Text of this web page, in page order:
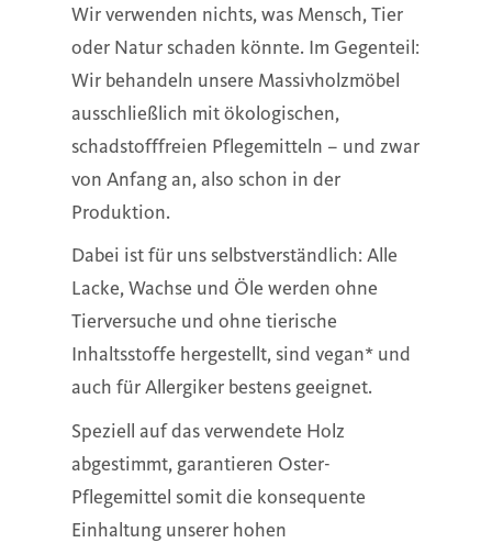
Wir verwenden nichts, was Mensch, Tier
oder Natur schaden könnte. Im Gegenteil:
Wir behandeln unsere Massivholzmöbel
ausschließlich mit ökologischen,
schadstofffreien Pflegemitteln – und zwar
von Anfang an, also schon in der
Produktion.
Dabei ist für uns selbstverständlich: Alle
Lacke, Wachse und Öle werden ohne
Tierversuche und ohne tierische
Inhaltsstoffe hergestellt, sind vegan* und
auch für Allergiker bestens geeignet.
Speziell auf das verwendete Holz
abgestimmt, garantieren Oster-
Pflegemittel somit die konsequente
Einhaltung unserer hohen